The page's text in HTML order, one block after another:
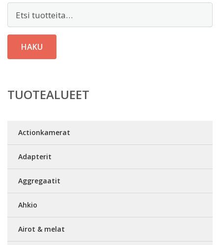
HAKU
TUOTEALUEET
Actionkamerat
Adapterit
Aggregaatit
Ahkio
Airot & melat